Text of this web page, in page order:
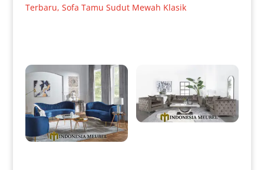
Terbaru, Sofa Tamu Sudut Mewah Klasik